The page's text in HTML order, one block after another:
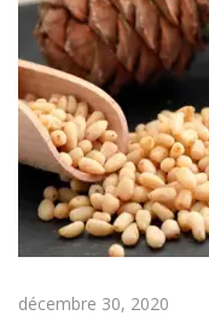
décembre 30, 2020